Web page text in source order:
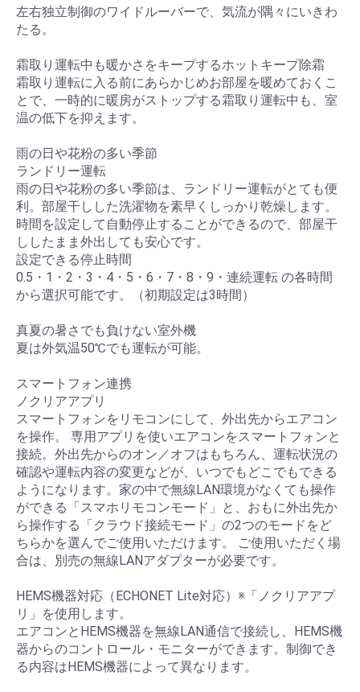
左右独立制御のワイドルーバーで、気流が隅々にいきわ
たる。
霜取り運転中も暖かさをキープするホットキープ除霜
霜取り運転に入る前にあらかじめお部屋を暖めておくこ
とで、一時的に暖房がストップする霜取り運転中も、室
温の低下を抑えます。
雨の日や花粉の多い季節
ランドリー運転
雨の日や花粉の多い季節は、ランドリー運転がとても便
利。部屋干しした洗濯物を素早くしっかり乾燥します。
時間を設定して自動停止することができるので、部屋干
ししたまま外出しても安心です。
設定できる停止時間
0.5・1・2・3・4・5・6・7・8・9・連続運転 の各時間
から選択可能です。（初期設定は3時間）
真夏の暑さでも負けない室外機
夏は外気温50℃でも運転が可能。
スマートフォン連携
ノクリアアプリ
スマートフォンをリモコンにして、外出先からエアコン
を操作。 専用アプリを使いエアコンをスマートフォンと
接続。外出先からのオン／オフはもちろん、運転状況の
確認や運転内容の変更などが、いつでもどこでもできる
ようになります。家の中で無線LAN環境がなくても操作
ができる「スマホリモコンモード」と、おもに外出先か
ら操作する「クラウド接続モード」の2つのモードをど
ちらかを選んでご使用いただけます。 ご使用いただく場
合は、別売の無線LANアダプターが必要です。
HEMS機器対応（ECHONET Lite対応）※「ノクリアアプ
リ」を使用します。
エアコンとHEMS機器を無線LAN通信で接続し、HEMS機
器からのコントロール・モニターができます。制御でき
る内容はHEMS機器によって異なります。